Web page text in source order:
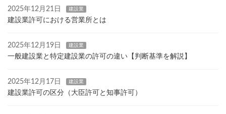
2025年12月21日 建設業
建設業許可における営業所とは
2025年12月19日 建設業
一般建設業と特定建設業の許可の違い【判断基準を解説】
2025年12月17日 建設業
建設業許可の区分（大臣許可と知事許可）